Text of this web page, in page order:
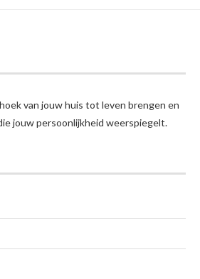
van jouw huis tot leven brengen en
jouw persoonlijkheid weerspiegelt.